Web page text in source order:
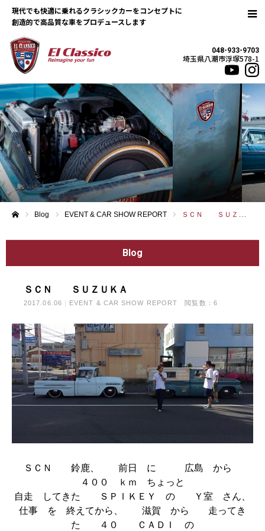
現代でも快適に乗れるクラシックカーをコンセプトに
048-933-9703
埼玉県八潮市浮塚578-1
Blog EVENT & CAR SHOW REPORT ＳＣＮ ＳＵＺＵＫＡ
Blog
ＳＣＮ ＳＵＺＵＫＡ
2017.06.06 EVENT & CAR SHOW REPORT 閲覧数：6
ＳＣＮ 鈴鹿、 前日 に 広島 から
４００ ｋｍ ちょっと
自走 してきた ＳＰＩＫＥＹ の Ｙ室 さん、
仕事 を 終えてから、 滋賀 から 走ってき
た ４０ ＣＡＤＩ の